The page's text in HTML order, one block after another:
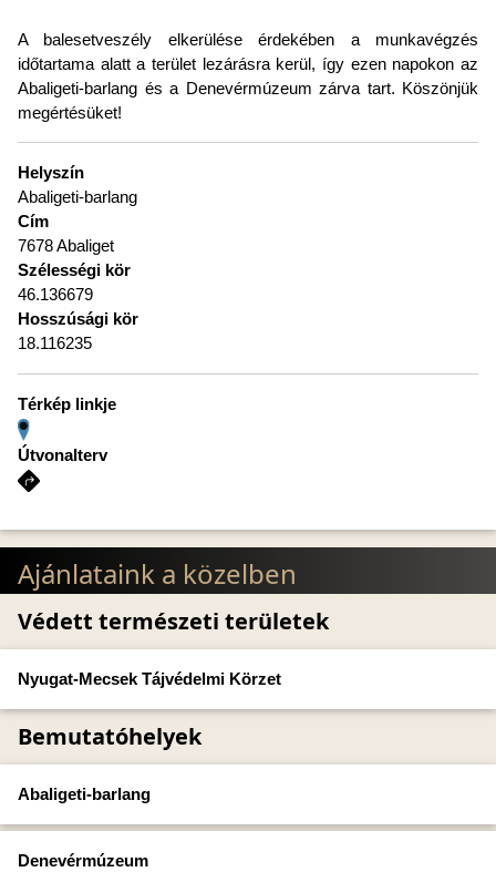
A balesetveszély elkerülése érdekében a munkavégzés
időtartama alatt a terület lezárásra kerül, így ezen napokon az
Abaligeti-barlang és a Denevérmúzeum zárva tart. Köszönjük
megértésüket!
Helyszín
Abaligeti-barlang
Cím
7678 Abaliget
Szélességi kör
46.136679
Hosszúsági kör
18.116235
Térkép linkje
Útvonalterv
Ajánlataink a közelben
Védett természeti területek
Nyugat-Mecsek Tájvédelmi Körzet
Bemutatóhelyek
Abaligeti-barlang
Denevérmúzeum